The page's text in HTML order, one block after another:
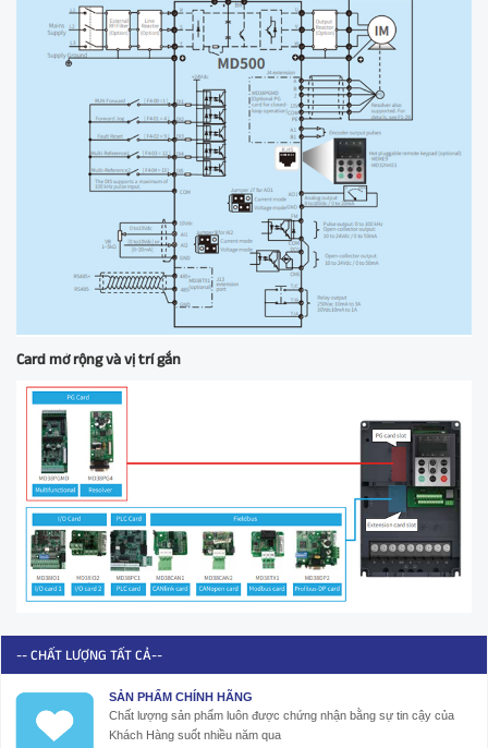
Card mở rộng và vị trí gắn
-- CHẤT LƯỢNG TẤT CẢ--
SẢN PHẨM CHÍNH HÃNG
Chất lượng sản phẩm luôn được chứng nhận bằng sự tin cậy của
Khách Hàng suốt nhiều năm qua